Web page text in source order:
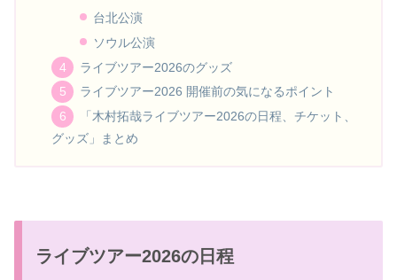
台北公演
ソウル公演
ライブツアー2026のグッズ
ライブツアー2026 開催前の気になるポイント
「木村拓哉ライブツアー2026の日程、チケット、
グッズ」まとめ
ライブツアー2026の日程